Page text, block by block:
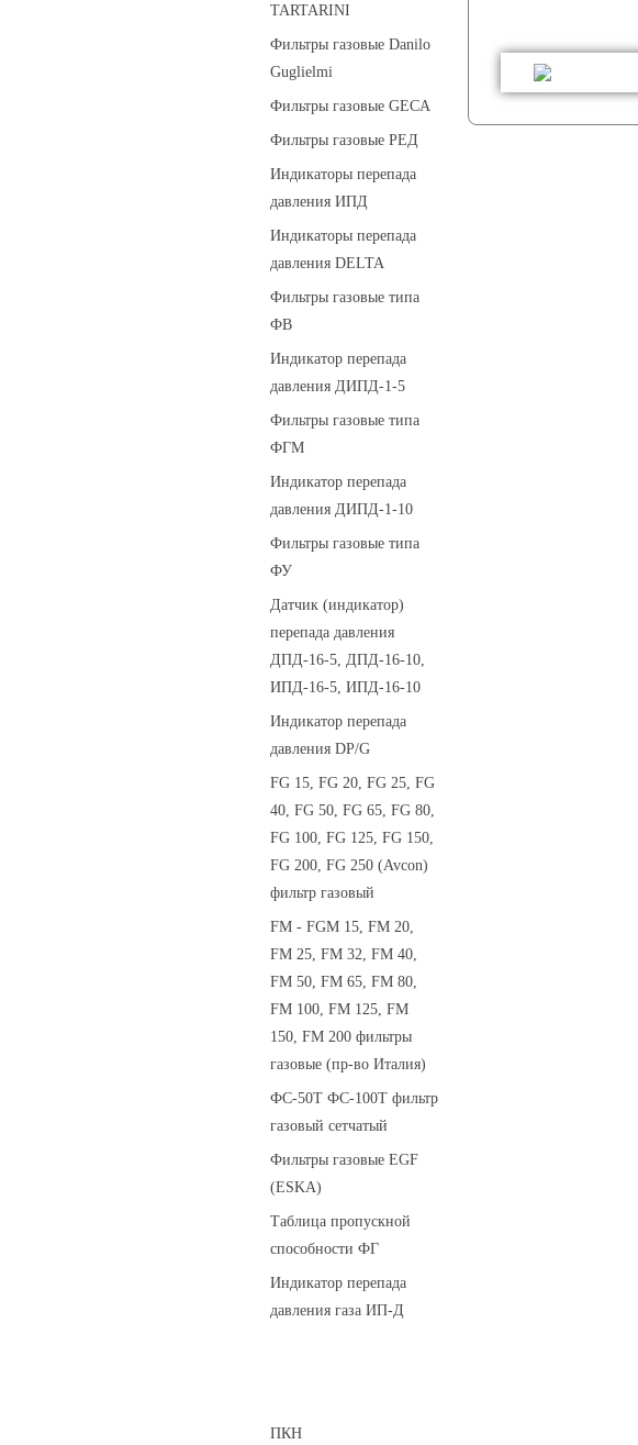
TARTARINI
Фильтры газовые Danilo
Guglielmi
Фильтры газовые GECA
Фильтры газовые РЕД
Индикаторы перепада
давления ИПД
Индикаторы перепада
давления DELTA
Фильтры газовые типа
ФВ
Индикатор перепада
давления ДИПД-1-5
Фильтры газовые типа
ФГМ
Индикатор перепада
давления ДИПД-1-10
Фильтры газовые типа
ФУ
Датчик (индикатор)
перепада давления
ДПД-16-5, ДПД-16-10,
ИПД-16-5, ИПД-16-10
Индикатор перепада
давления DP/G
FG 15, FG 20, FG 25, FG
40, FG 50, FG 65, FG 80,
FG 100, FG 125, FG 150,
FG 200, FG 250 (Avcon)
фильтр газовый
FM - FGM 15, FM 20,
FM 25, FM 32, FM 40,
FM 50, FM 65, FM 80,
FM 100, FM 125, FM
150, FM 200 фильтры
газовые (пр-во Италия)
ФС-50Т ФС-100Т фильтр
газовый сетчатый
Фильтры газовые EGF
(ESKA)
Таблица пропускной
способности ФГ
Индикатор перепада
давления газа ИП-Д
ПКН